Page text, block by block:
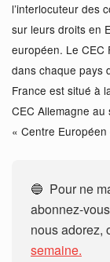
l’interlocuteur des
sur leurs droits en
européen. Le CEC
dans chaque pays
France est situé à
CEC Allemagne au
« Centre
🔵 Pour ne
abonnez-
nous adorez,
semaine.